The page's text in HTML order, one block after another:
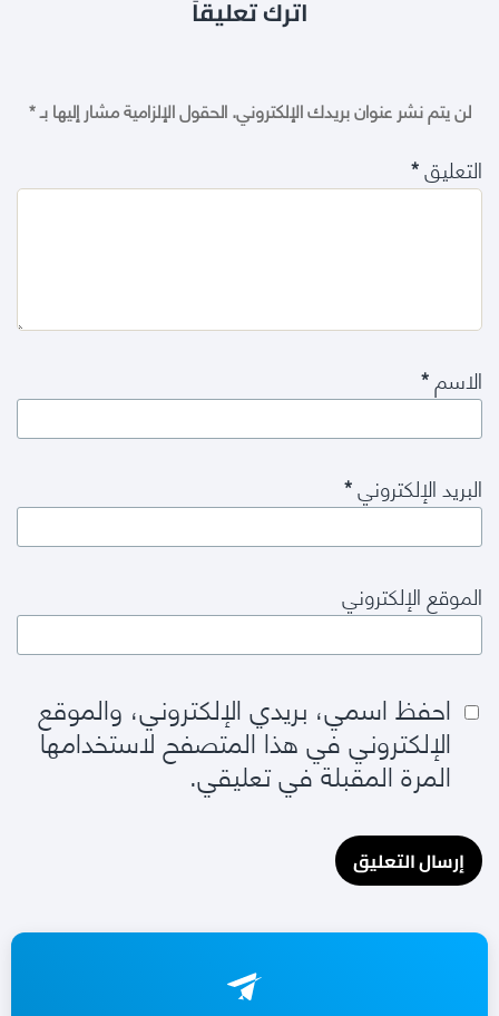
اترك تعليقاً
لن يتم نشر عنوان بريدك الإلكتروني.الحقول الإلزامية مشار إليها بـ*
التعليق*
الاسم*
البريد الإلكتروني*
الموقع الإلكتروني
احفظ اسمي، بريدي الإلكتروني، والموقع
الإلكتروني في هذا المتصفح لاستخدامها
المرة المقبلة في تعليقي.